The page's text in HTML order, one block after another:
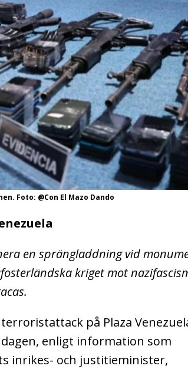
Foto: @Con El Mazo Dando
en sprängladdning vid
kriget mot
på Plaza
enligt information som
inrikes- och justitieminister,